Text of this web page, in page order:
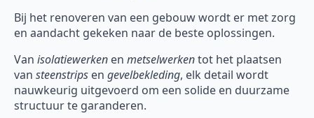
Bij het renoveren van een gebouw wordt er met zorg
en aandacht gekeken naar de beste oplossingen.
Van isolatiewerken en metselwerkentot het plaatsen
van steenstrips en gevelbekleding, elk detail wordt
nauwkeurig uitgevoerd om een solide en duurzame
structuur te garanderen.